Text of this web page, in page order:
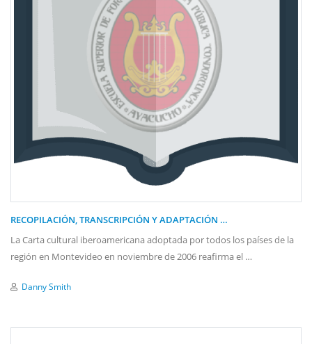
RECOPILACIÓN, TRANSCRIPCIÓN Y ADAPTACIÓN …
La Carta cultural iberoamericana adoptada por todos los países de la
región en Montevideo en noviembre de 2006 reafirma el …
Danny Smith